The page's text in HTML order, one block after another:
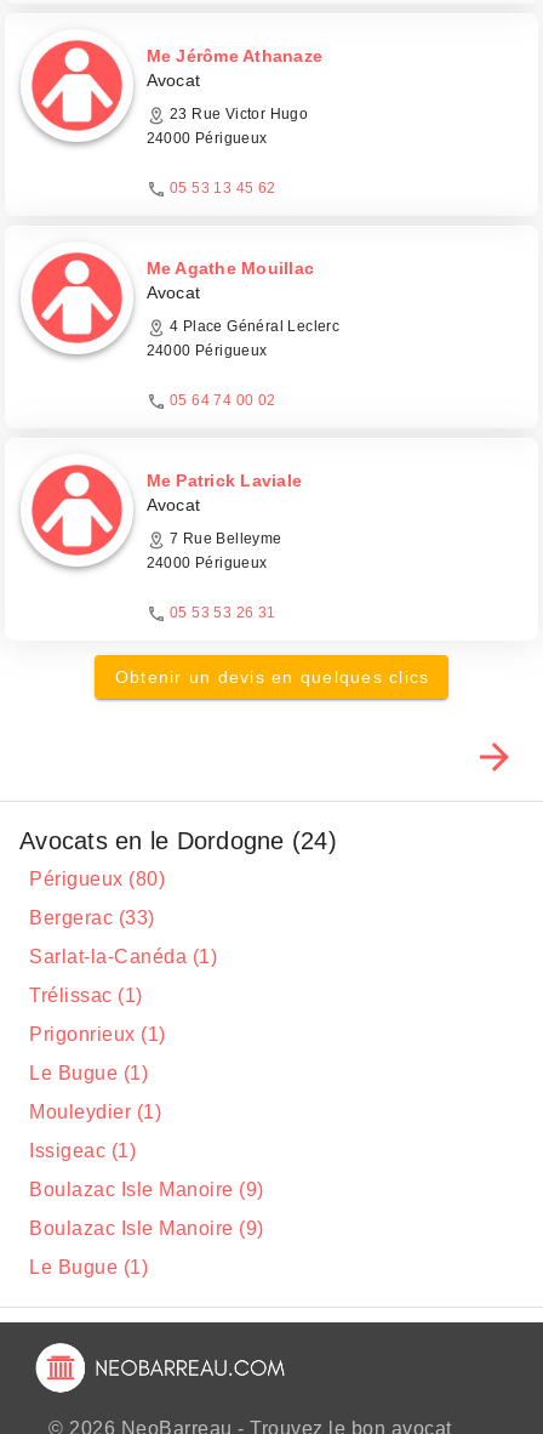
Me Jérôme Athanaze
Avocat
23 Rue Victor Hugo
24000 Périgueux
05 53 13 45 62
Me Agathe Mouillac
Avocat
4 Place Général Leclerc
24000 Périgueux
05 64 74 00 02
Me Patrick Laviale
Avocat
7 Rue Belleyme
24000 Périgueux
05 53 53 26 31
Obtenir un devis en quelques clics
Avocats en le Dordogne (24)
Périgueux (80)
Bergerac (33)
Sarlat-la-Canéda (1)
Trélissac (1)
Prigonrieux (1)
Le Bugue (1)
Mouleydier (1)
Issigeac (1)
Boulazac Isle Manoire (9)
Boulazac Isle Manoire (9)
Le Bugue (1)
© 2026 NeoBarreau - Trouvez le bon avocat